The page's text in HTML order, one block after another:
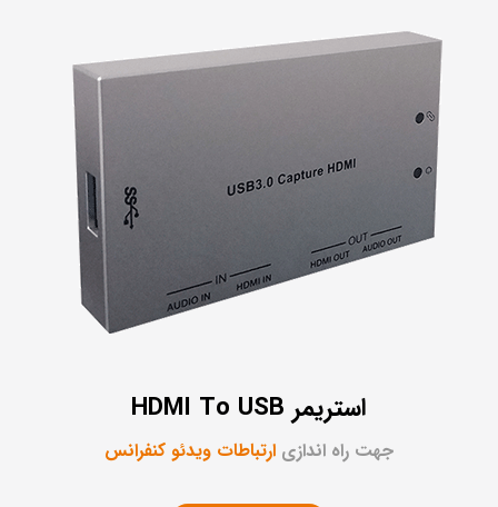
استریمر HDMI To USB
جهت راه اندازیارتباطات ویدئو کنفرانس